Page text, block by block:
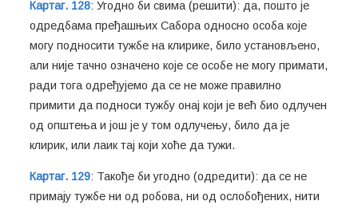
Картаг. 128: Угодно би свима (решити): да, пошто је
одредбама пређашњих Сабора односно особа које
могу подносити тужбе на клирике, било установљено,
али није тачно означено које се особе не могу примати,
ради тога одређујемо да се не може правилно
примити да подноси тужбу онај који је већ био одлучен
од општења и још је у том одлучењу, било да је
клирик, или лаик тај који хоће да тужи.
Картаг. 129: Такође би угодно (одредити): да се не
примају тужбе ни од робова, ни од ослобођених, нити